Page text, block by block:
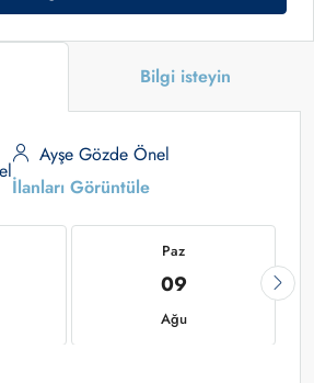
Bilgi isteyin
Ayşe Gözde Önel
İlanları Görüntüle
Paz
09
Ağu